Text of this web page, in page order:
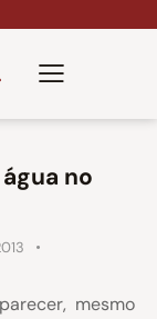
no
mesmo